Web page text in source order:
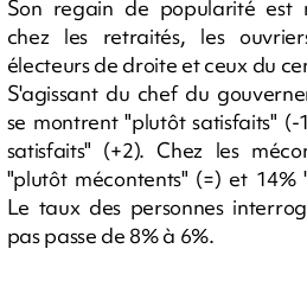
Son regain de popularité est
chez les retraités, les
électeurs de droite et ceux du
S'agissant du chef du
se montrent "plutôt satisfaits"
satisfaits" (+2). Chez les
"plutôt mécontents" (=) et 14%
Le taux des personnes
pas passe de 8% à 6%.